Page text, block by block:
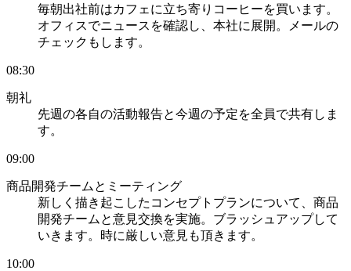
毎朝出社前はカフェに立ち寄りコーヒーを買います。
オフィスでニュースを確認し、本社に展開。メールの
チェックもします。
08:30
朝礼
先週の各自の活動報告と今週の予定を全員で共有しま
す。
09:00
商品開発チームとミーティング
新しく描き起こしたコンセプトプランについて、商品
開発チームと意見交換を実施。ブラッシュアップして
いきます。時に厳しい意見も頂きます。
10:00